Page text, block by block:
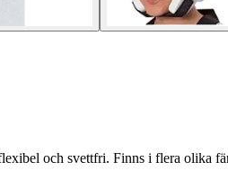
och svettfri. Finns i flera olika